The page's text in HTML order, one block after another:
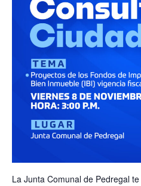
La Junta Comunal de Pedregal